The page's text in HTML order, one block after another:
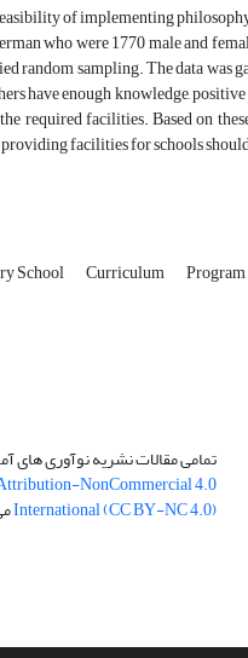
of implementing
who were 1770 male and
random sampling. The data was
have enough knowledge,
required facilities. Based on
facilities for schools
School Curriculum
تمامی مقالات نشریه نوآوری
NonCommercial 4.0
International (CC BY-NC 4.0)